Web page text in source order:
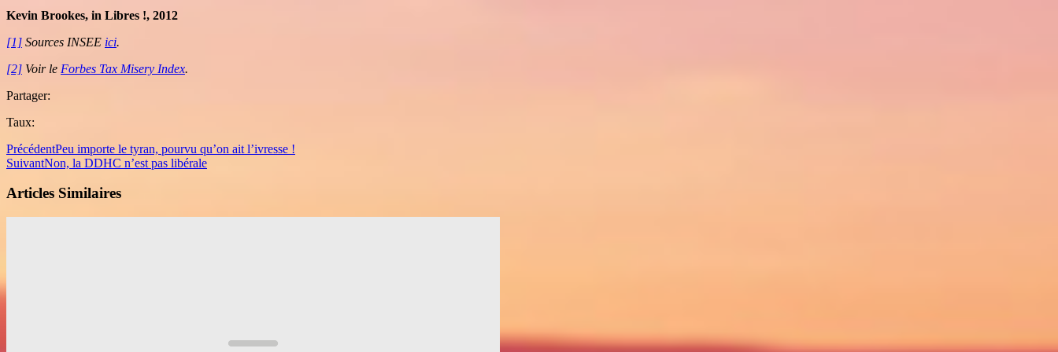
Kevin Brookes, in Libres !, 2012
[1] Sources INSEE ici.
[2] Voir le Forbes Tax Misery Index.
Partager:
Taux:
PrécédentPeu importe le tyran, pourvu qu’on ait l’ivresse !
SuivantNon, la DDHC n’est pas libérale
Articles Similaires